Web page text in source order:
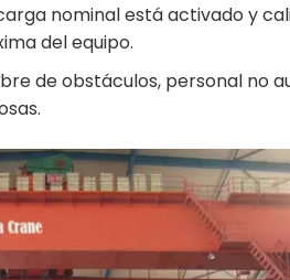
nominal está activado y
del equipo.
de obstáculos, personal no